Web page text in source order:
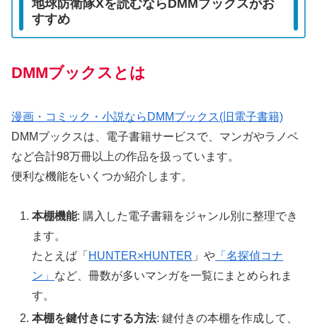
地球防衛隊Xを読むならDMMブックスがお
すすめ
DMMブックスとは
漫画・コミック・小説ならDMMブックス(旧電子書籍)
DMMブックスは、電子書籍サービスで、マンガやラノベ
など合計98万冊以上の作品を扱っています。
便利な機能をいくつか紹介します。
本棚機能: 購入した電子書籍をジャンル別に整理でき
ます。
たとえば「 HUNTER×HUNTER 」や 「名探偵コナ
ン」 など、冊数が多いマンガを一覧にまとめられま
す。
本棚を鍵付きにする方法: 鍵付きの本棚を作成して、